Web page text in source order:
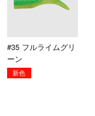
#35 フルライムグリ
ーン
新色